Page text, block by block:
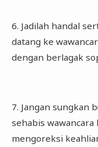
6. Jadilah handal
datang ke
dengan berlagak
7. Jangan sungkan
sehabis
mengoreksi